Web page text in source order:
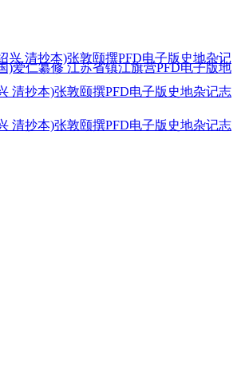
)爱仁纂修 江苏省镇江旗营PFD电子版地
清抄本)张敦颐撰PFD电子版史地杂记志
清抄本)张敦颐撰PFD电子版史地杂记志